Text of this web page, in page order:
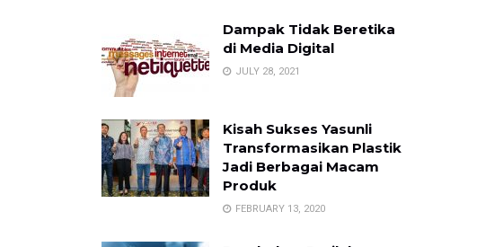
Dampak Tidak Beretika
di Media Digital
JULY 28, 2021
Kisah Sukses Yasunli
Transformasikan Plastik
Jadi Berbagai Macam
Produk
FEBRUARY 13, 2020